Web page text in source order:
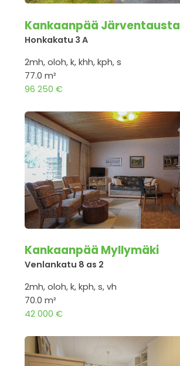
Kankaanpää Järventausta
Honkakatu 3 A
2mh, oloh, k, khh, kph, s
77.0 m²
96 250 €
Kankaanpää Myllymäki
Venlankatu 8 as 2
2mh, oloh, k, kph, s, vh
70.0 m²
42 000 €